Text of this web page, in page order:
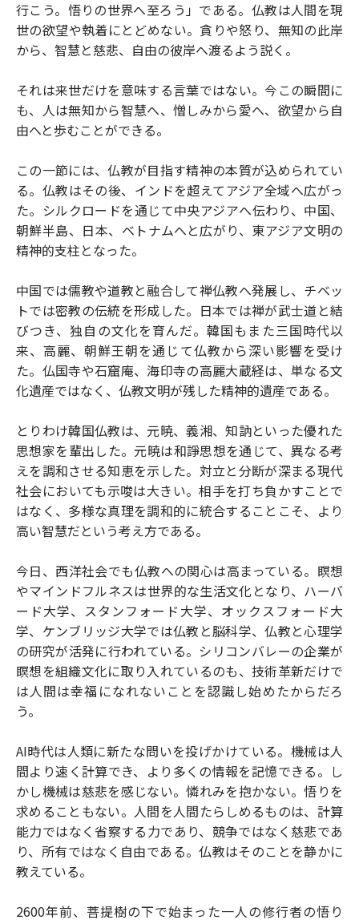
行こう。悟りの世界へ至ろう」である。仏教は人間を現
世の欲望や執着にとどめない。貪りや怒り、無知の此岸
から、智慧と慈悲、自由の彼岸へ渡るよう説く。
それは来世だけを意味する言葉ではない。今この瞬間に
も、人は無知から智慧へ、憎しみから愛へ、欲望から自
由へと歩むことができる。
この一節には、仏教が目指す精神の本質が込められてい
る。仏教はその後、インドを超えてアジア全域へ広がっ
た。シルクロードを通じて中央アジアへ伝わり、中国、
朝鮮半島、日本、ベトナムへと広がり、東アジア文明の
精神的支柱となった。
中国では儒教や道教と融合して禅仏教へ発展し、チベッ
トでは密教の伝統を形成した。日本では禅が武士道と結
びつき、独自の文化を育んだ。韓国もまた三国時代以
来、高麗、朝鮮王朝を通じて仏教から深い影響を受け
た。仏国寺や石窟庵、海印寺の高麗大蔵経は、単なる文
化遺産ではなく、仏教文明が残した精神的遺産である。
とりわけ韓国仏教は、元暁、義湘、知訥といった優れた
思想家を輩出した。元暁は和諍思想を通じて、異なる考
えを調和させる知恵を示した。対立と分断が深まる現代
社会においても示唆は大きい。相手を打ち負かすことで
はなく、多様な真理を調和的に統合することこそ、より
高い智慧だという考え方である。
今日、西洋社会でも仏教への関心は高まっている。瞑想
やマインドフルネスは世界的な生活文化となり、ハーバ
ード大学、スタンフォード大学、オックスフォード大
学、ケンブリッジ大学では仏教と脳科学、仏教と心理学
の研究が活発に行われている。シリコンバレーの企業が
瞑想を組織文化に取り入れているのも、技術革新だけで
は人間は幸福になれないことを認識し始めたからだろ
う。
AI時代は人類に新たな問いを投げかけている。機械は人
間より速く計算でき、より多くの情報を記憶できる。し
かし機械は慈悲を感じない。憐れみを抱かない。悟りを
求めることもない。人間を人間たらしめるものは、計算
能力ではなく省察する力であり、競争ではなく慈悲であ
り、所有ではなく自由である。仏教はそのことを静かに
教えている。
2600年前、菩提樹の下で始まった一人の修行者の悟り